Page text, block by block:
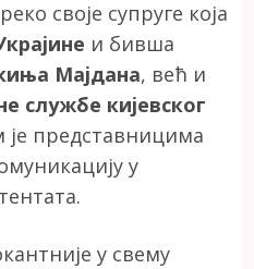
своје супруге која
и бивша
Мајдана, већ и
службе кијевског
је представницима
у
у свему